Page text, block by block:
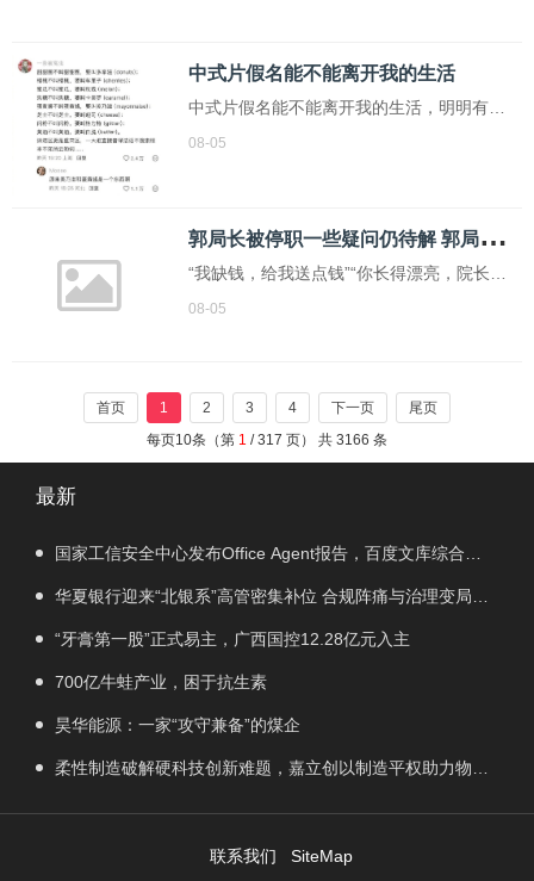
的意见》，全面加强聘用制书记员队伍规范
管理。意见明确，人民法院书记员应当配备
在审判业务部...
中式片假名能不能离开我的生活
中式片假名能不能离开我的生活，明明有更
简洁准确的中文词，却要用音译词增加沟通
08-05
郭
局长被停职一些疑问仍待解 郭局长被停职后还应彻查冯院长
“我缺钱，给我送点钱”“你长得漂亮，院长看
上你了”……近日，河北邯郸丛台区法院执行
布通报称，经初步核查，录音确系郭红波本
人，院党组已对其作出停职处理，并将依规
依纪...
08-05
首页 1 2 3 4 下一页
尾页
每页10条（第 1 / 317 页） 共 3166 条
最新
国家工信安全中心发布Office Agent报告，百度文库综合排
名第一
华夏银行迎来“北银系”高管密集补位 合规阵痛与治理变局交
织 “牙膏第一股”正式易主，广西国控12.28亿元入主
700亿牛蛙产业，困于抗生素
昊华能源：一家“攻守兼备”的煤企
柔性制造破解硬科技创新难题，嘉立创以制造平权助力物理
AI落地
联系我们 SiteMap